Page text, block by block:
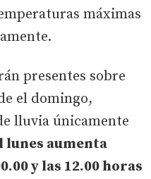
máximas
presentes sobre
el domingo,
lluvia únicamente
lunes aumenta
y las 12.00 horas